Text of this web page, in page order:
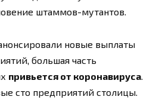
штаммов-мутантов.
новые выплаты
большая часть
привьется от коронавируса
сто предприятий столицы.